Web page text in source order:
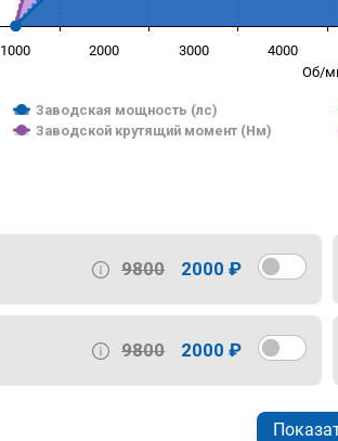
Об/
Заводская мощность (лс)
Заводской крутящий момент (Нм)
1000 2000 3000 4000
9800 2000 ₽
9800 2000 ₽